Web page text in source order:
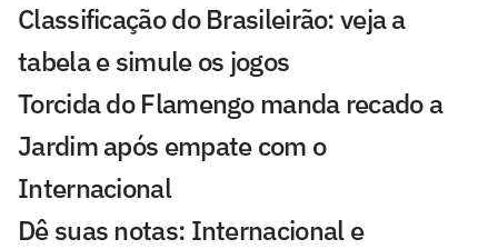
Classificação do Brasileirão: veja a
tabela e simule os jogos
Torcida do Flamengo manda recado a
Jardim após empate com o
Internacional
Dê suas notas: Internacional e